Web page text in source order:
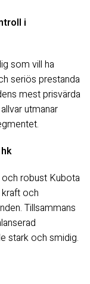
i
som vill ha
seriös prestanda
mest prisvärda
utmanar
och robust Kubota
och
Tillsammans
stark och smidig.